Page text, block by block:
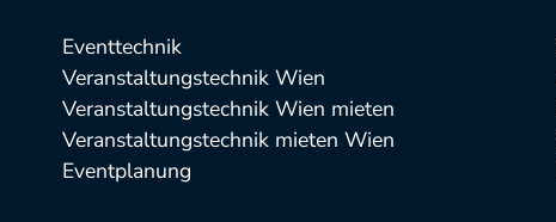
Eventtechnik
Veranstaltungstechnik Wien
Veranstaltungstechnik Wien mieten
Veranstaltungstechnik mieten Wien
Eventplanung